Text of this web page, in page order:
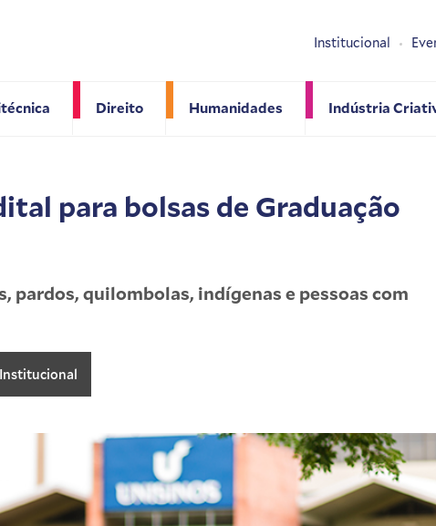
Direito Humanidades Indústria
Institucional
para bolsas de Graduação
pardos, quilombolas, indígenas e pessoas com
Institucional